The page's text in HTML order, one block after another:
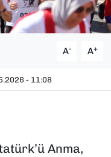
A- A+
- 11:08
Anma,